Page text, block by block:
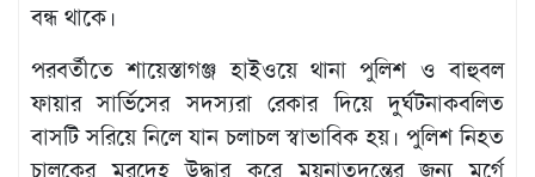
বন্ধ থাকে।
পরবর্তীতে শায়েস্তাগঞ্জ হাইওয়ে থানা পুলিশ ও বাহুবল
ফায়ার সার্ভিসের সদস্যরা রেকার দিয়ে দুর্ঘটনাকবলিত
বাসটি সরিয়ে নিলে যান চলাচল স্বাভাবিক হয়। পুলিশ নিহত
চালকের মরদেহ উদ্ধার করে ময়নাতদন্তের জন্য মর্গে